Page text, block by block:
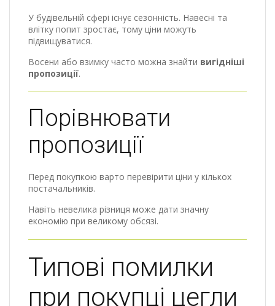
У будівельній сфері існує сезонність. Навесні та
влітку попит зростає, тому ціни можуть
підвищуватися.
Восени або взимку часто можна знайти вигідніші
пропозиції.
Порівнювати
пропозиції
Перед покупкою варто перевірити ціни у кількох
постачальників.
Навіть невелика різниця може дати значну
економію при великому обсязі.
Типові помилки
при покупці цегли